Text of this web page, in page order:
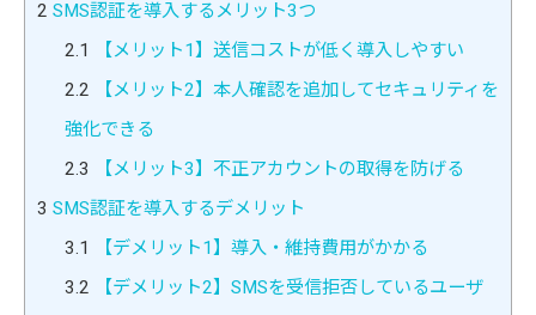
2 SMS認証を導入するメリット3つ
2.1
【メリット1】送信コストが低く導入しやすい
2.2 【メリット2】本人確認を追加してセキュリティを
強化できる
2.3 【メリット3】不正アカウントの取得を防げる
3 SMS認証を導入するデメリット
3.1
【デメリット1】導入・維持費用がかかる
3.2 【デメリット2】SMSを受信拒否しているユーザ